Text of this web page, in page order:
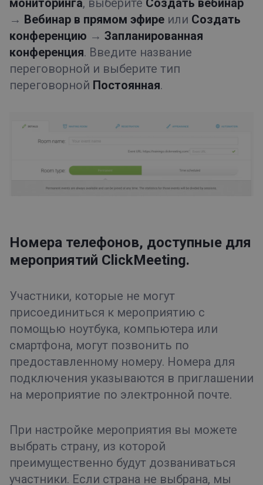
мониторинга, выберите Создать вебинар
→ Вебинар в прямом эфире или Создать
конференцию → Запланированная
конференция. Введите название
переговорной и выберите тип
переговорной Постоянная.
Номера телефонов, доступные для
мероприятий ClickMeeting.
Участники, которые не могут
присоединиться к мероприятию с
помощью ноутбука, компьютера или
смартфона, могут позвонить по
предоставленному номеру. Номера для
подключения указываются в приглашении
на мероприятие по электронной почте.
При настройке мероприятия вы можете
выбрать страну, из которой
преимущественно будут дозваниваться
участники. Если страна не выбрана, мы